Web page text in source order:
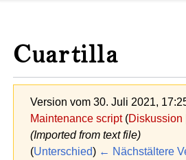
Cuartilla
Version vom 30. Juli 2021,
Maintenance script (Diskussion
(Imported from text file)
(Unterschied) ← Nächstältere